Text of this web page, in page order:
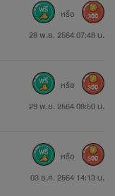
28 พ.ย. 2564 07:48 น.
หรือ 300
29 พ.ย. 2564 08:50 น.
หรือ 300
03 ธ.ค. 2564 14:13 น.
หรือ 300